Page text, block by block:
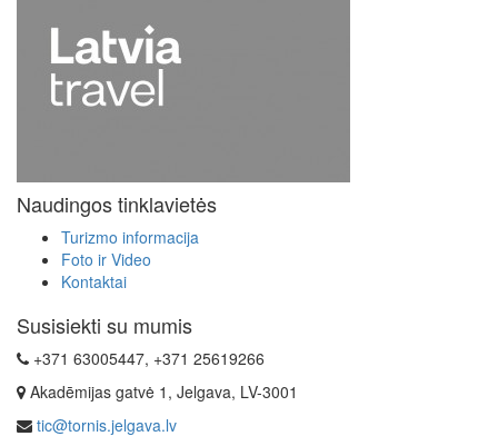
Naudingos tinklavietės
Turizmo informacija
Foto ir Video
Kontaktai
Susisiekti su mumis
+371 63005447, +371 25619266
Akadēmijas gatvė 1, Jelgava, LV-3001
tic@tornis.jelgava.lv